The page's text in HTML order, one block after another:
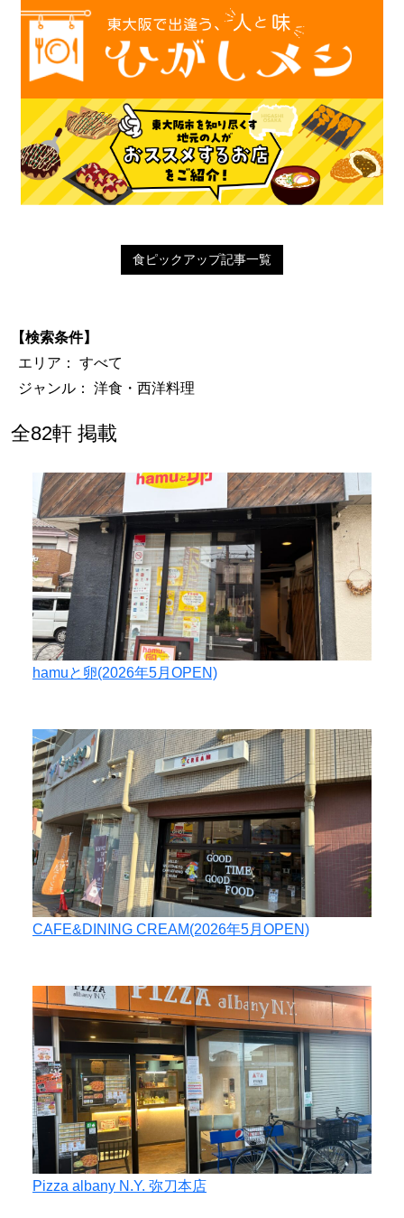
食ピックアップ記事一覧
【検索条件】
エリア： すべて
ジャンル： 洋食・西洋料理
全82軒 掲載
hamuと卵(2026年5月OPEN)
CAFE&DINING CREAM(2026年5月OPEN)
Pizza albany N.Y. 弥刀本店